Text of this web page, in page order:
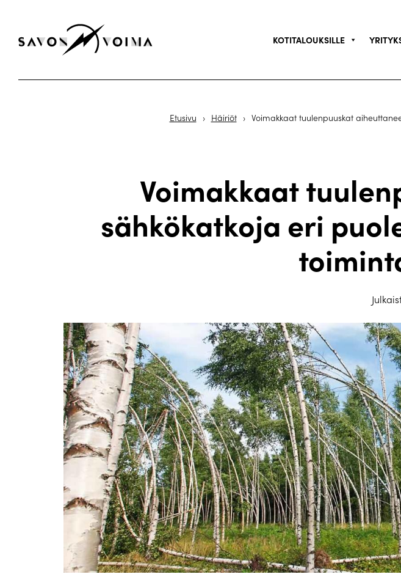
KOTITALOUKSILLE
Etusivu › Häiriöt › Voimakkaat tuulenpuuskat
Voimakkaat
sähkökatkoja eri